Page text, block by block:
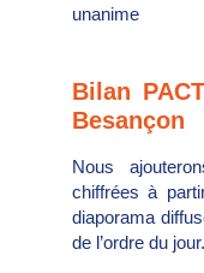
unanime
Bilan
Besançon
Nous
chiffrées à
diaporama
de l’ordre du jour.